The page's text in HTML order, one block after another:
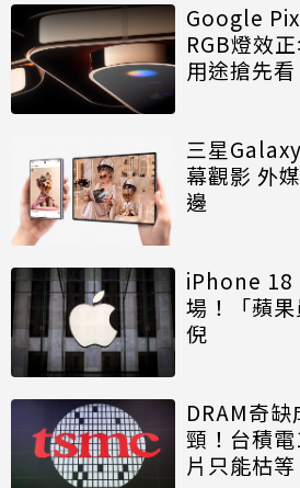
Google
RGB燈效
用途搶先看
三星
幕觀影 外
邊
iPhone 18
場！「蘋
倪
DRAM奇
頸！台積
片只能枯等